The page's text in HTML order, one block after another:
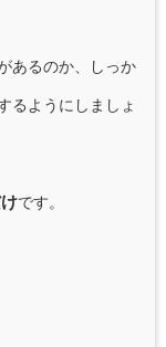
あるのか、しっか
るようにしましょ
です。